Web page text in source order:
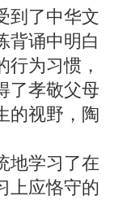
了中华文
背诵中明白
行为习惯，
了孝敬父母
的视野，陶
学习了在
上应恪守的